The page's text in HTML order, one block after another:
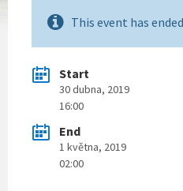
This event has ended
Start
30 dubna, 2019
16:00
End
1 května, 2019
02:00